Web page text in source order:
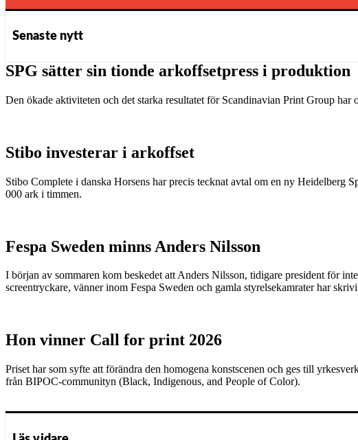
Senaste nytt
SPG sätter sin tionde arkoffsetpress i produktion
Den ökade aktiviteten och det starka resultatet för Scandinavian Print Group
Stibo investerar i arkoffset
Stibo Complete i danska Horsens har precis tecknat avtal om en ny Heidelberg
000 ark i timmen.
Fespa Sweden minns Anders Nilsson
I början av sommaren kom beskedet att Anders Nilsson, tidigare president för
screentryckare, vänner inom Fespa Sweden och gamla styrelsekamrater har
Hon vinner Call for print 2026
Priset har som syfte att förändra den homogena konstscenen och ges till
från BIPOC-communityn (Black, Indigenous, and People of Color).